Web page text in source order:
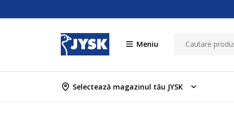
Meniu
Selectează magazinul tău JYSK